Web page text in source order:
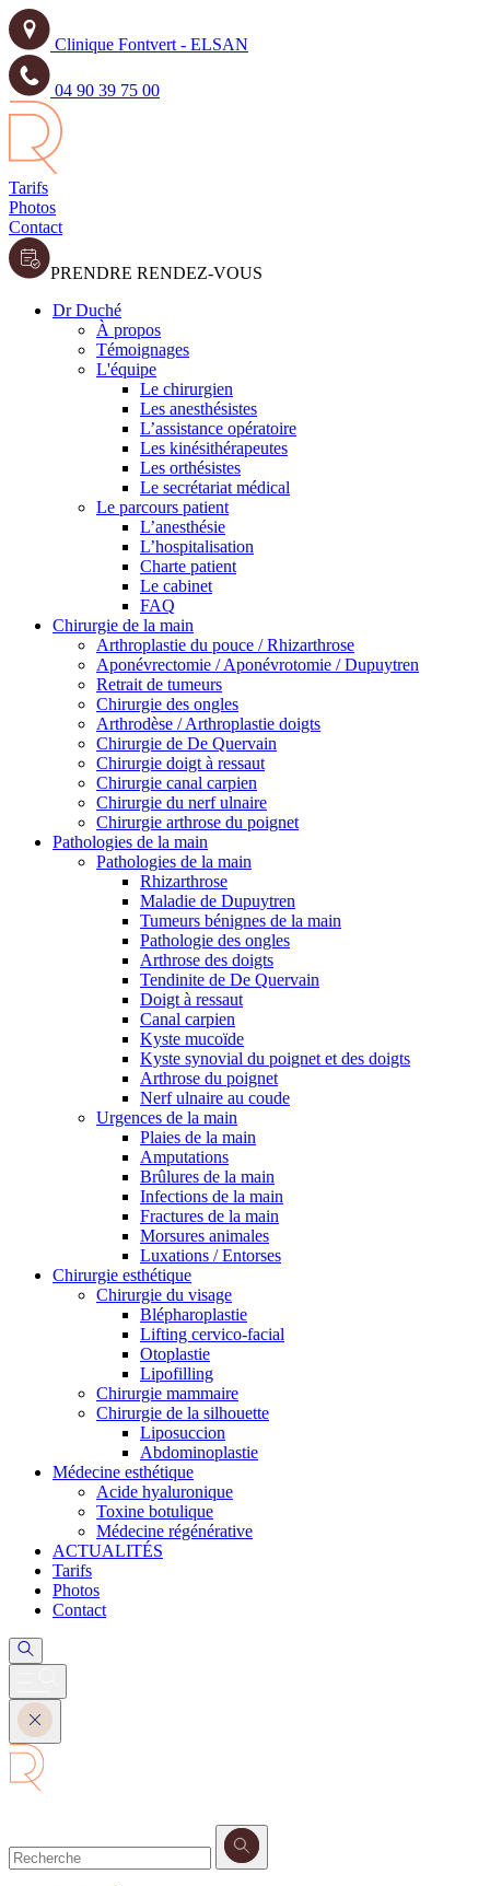
Clinique Fontvert - ELSAN
04 90 39 75 00
Tarifs
Photos
Contact
PRENDRE RENDEZ-VOUS
Dr Duché
À propos
Témoignages
L'équipe
Le chirurgien
Les anesthésistes
L’assistance opératoire
Les kinésithérapeutes
Les orthésistes
Le secrétariat médical
Le parcours patient
L’anesthésie
L’hospitalisation
Charte patient
Le cabinet
FAQ
Chirurgie de la main
Arthroplastie du pouce / Rhizarthrose
Aponévrectomie / Aponévrotomie / Dupuytren
Retrait de tumeurs
Chirurgie des ongles
Arthrodèse / Arthroplastie doigts
Chirurgie de De Quervain
Chirurgie doigt à ressaut
Chirurgie canal carpien
Chirurgie du nerf ulnaire
Chirurgie arthrose du poignet
Pathologies de la main
Pathologies de la main
Rhizarthrose
Maladie de Dupuytren
Tumeurs bénignes de la main
Pathologie des ongles
Arthrose des doigts
Tendinite de De Quervain
Doigt à ressaut
Canal carpien
Kyste mucoïde
Kyste synovial du poignet et des doigts
Arthrose du poignet
Nerf ulnaire au coude
Urgences de la main
Plaies de la main
Amputations
Brûlures de la main
Infections de la main
Fractures de la main
Morsures animales
Luxations / Entorses
Chirurgie esthétique
Chirurgie du visage
Blépharoplastie
Lifting cervico-facial
Otoplastie
Lipofilling
Chirurgie mammaire
Chirurgie de la silhouette
Liposuccion
Abdominoplastie
Médecine esthétique
Acide hyaluronique
Toxine botulique
Médecine régénérative
ACTUALITÉS
Tarifs
Photos
Contact